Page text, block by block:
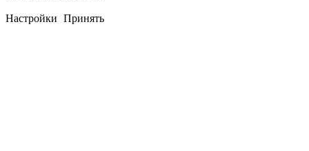
Настройки Принять